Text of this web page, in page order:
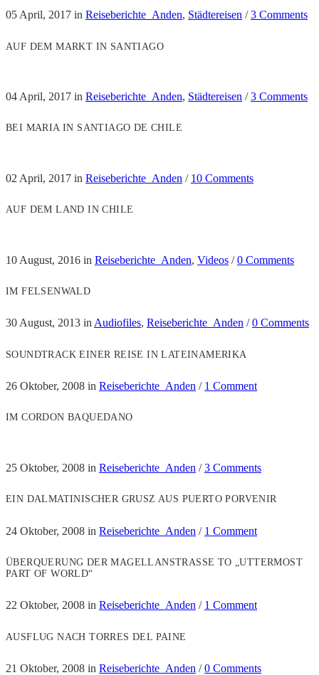
05 April, 2017 in Reiseberichte_Anden, Städtereisen /3 Comments
AUF DEM MARKT IN SANTIAGO
04 April, 2017 in Reiseberichte_Anden, Städtereisen /3 Comments
BEI MARIA IN SANTIAGO DE CHILE
02 April, 2017 in Reiseberichte_Anden / 10 Comments
AUF DEM LAND IN CHILE
10 August, 2016 in Reiseberichte_Anden, Videos /0 Comments
IM FELSENWALD
30 August, 2013 in Audiofiles, Reiseberichte_Anden /0 Comments
SOUNDTRACK EINER REISE IN LATEINAMERIKA
26 Oktober, 2008 in Reiseberichte_Anden / 1 Comment
IM CORDON BAQUEDANO
25 Oktober, 2008 in Reiseberichte_Anden /3 Comments
EIN DALMATINISCHER GRUSZ AUS PUERTO PORVENIR
24 Oktober, 2008 in Reiseberichte_Anden / 1 Comment
ÜBERQUERUNG DER MAGELLANSTRASSE TO „UTTERMOST P
ART OF WORLD“
22 Oktober, 2008 in Reiseberichte_Anden / 1 Comment
AUSFLUG NACH TORRES DEL PAINE
21 Oktober, 2008 in Reiseberichte_Anden /0 Comments